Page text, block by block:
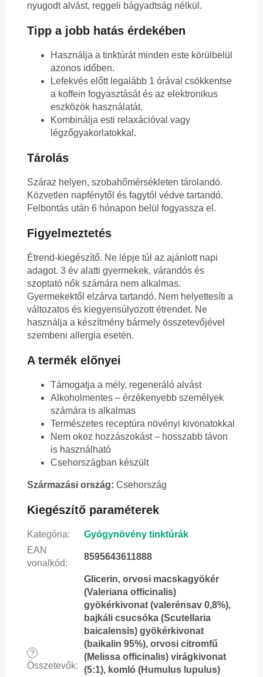
nyugodt alvást, reggeli bágyadtság nélkül.
Tipp a jobb hatás érdekében
Használja a tinktúrát minden este körülbelül
azonos időben.
Lefekvés előtt legalább 1 órával csökkentse
a koffein fogyasztását és az elektronikus
eszközök használatát.
Kombinálja esti relaxációval vagy
légzőgyakorlatokkal.
Tárolás
Száraz helyen, szobahőmérsékleten tárolandó.
Közvetlen napfénytől és fagytól védve tartandó.
Felbontás után 6 hónapon belül fogyassza el.
Figyelmeztetés
Étrend-kiegészítő. Ne lépje túl az ajánlott napi
adagot. 3 év alatti gyermekek, várandós és
szoptató nők számára nem alkalmas.
Gyermekektől elzárva tartandó. Nem helyettesíti a
változatos és kiegyensúlyozott étrendet. Ne
használja a készítmény bármely összetevőjével
szembeni allergia esetén.
A termék előnyei
Támogatja a mély, regeneráló alvást
Alkoholmentes – érzékenyebb személyek
számára is alkalmas
Természetes receptúra növényi kivonatokkal
Nem okoz hozzászokást – hosszabb távon
is használható
Csehországban készült
Származási ország: Csehország
Kiegészítő paraméterek
Kategória:
Gyógynövény tinktúrák
EAN
vonalkód:
8595643611888
?
Összetevők:
Glicerin, orvosi macskagyökér
(Valeriana officinalis)
gyökérkivonat (valerénsav 0,8%),
bajkáli csucsóka (Scutellaria
baicalensis) gyökérkivonat
(baikalin 95%), orvosi citromfű
(Melissa officinalis) virágkivonat
(5:1), komló (Humulus lupulus)